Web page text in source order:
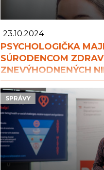
23.10.2024
PSYCHOLOGIČKA
SÚRODENCOM
ZNEVÝHODNENÝCH
DOSTATOČNÁ
SPRÁVY